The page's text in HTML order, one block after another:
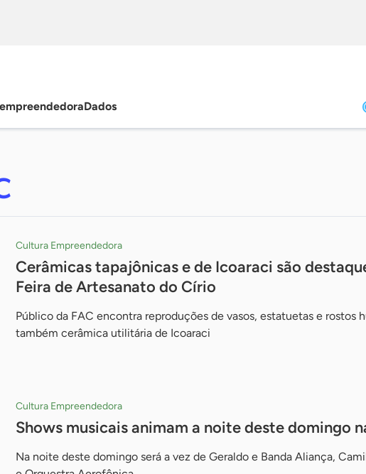
Dados
Cultura Empreendedora
Cerâmicas tapajônicas e de Icoaraci são
Feira de Artesanato do Círio
Público da FAC encontra reproduções de vasos, estatuetas e rostos
também cerâmica utilitária de Icoaraci
Cultura Empreendedora
Shows musicais animam a noite deste domingo
Na noite deste domingo será a vez de Geraldo e Banda Aliança,